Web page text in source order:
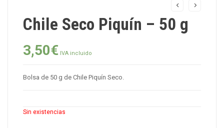
Chile Seco Piquín – 50 g
3,50€ IVA incluido
Bolsa de 50 g de Chile Piquín Seco.
Sin existencias